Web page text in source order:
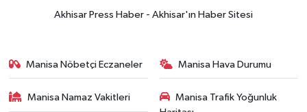
Akhisar Press Haber - Akhisar'ın Haber Sitesi
Manisa Nöbetçi Eczaneler Manisa Hava Durumu
Manisa Namaz Vakitleri
Manisa Trafik Yoğunluk